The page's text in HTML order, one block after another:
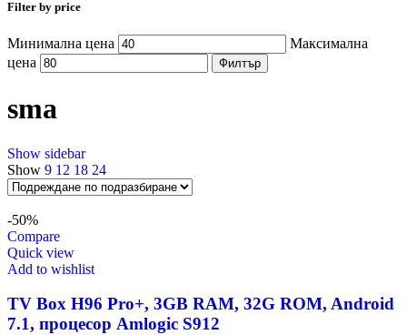
Filter by price
Минимална цена
Максимална
цена
Филтър
sma
Show sidebar
Show 9 12 18 24
-50%
Compare
Quick view
Add to wishlist
TV Box H96 Pro+, 3GB RAM, 32G ROM, Android
7.1, процесор Amlogic S912